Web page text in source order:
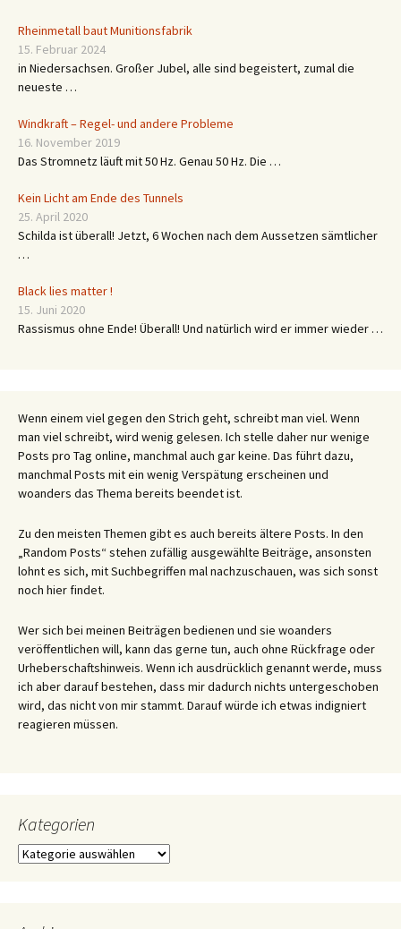
Rheinmetall baut Munitionsfabrik
15. Februar 2024
in Niedersachsen. Großer Jubel, alle sind begeistert, zumal die
neueste …
Windkraft – Regel- und andere Probleme
16. November 2019
Das Stromnetz läuft mit 50 Hz. Genau 50 Hz. Die …
Kein Licht am Ende des Tunnels
25. April 2020
Schilda ist überall! Jetzt, 6 Wochen nach dem Aussetzen sämtlicher
…
Black lies matter !
15. Juni 2020
Rassismus ohne Ende! Überall! Und natürlich wird er immer wieder …
Wenn einem viel gegen den Strich geht, schreibt man viel. Wenn
man viel schreibt, wird wenig gelesen. Ich stelle daher nur wenige
Posts pro Tag online, manchmal auch gar keine. Das führt dazu,
manchmal Posts mit ein wenig Verspätung erscheinen und
woanders das Thema bereits beendet ist.
Zu den meisten Themen gibt es auch bereits ältere Posts. In den
„Random Posts“ stehen zufällig ausgewählte Beiträge, ansonsten
lohnt es sich, mit Suchbegriffen mal nachzuschauen, was sich sonst
noch hier findet.
Wer sich bei meinen Beiträgen bedienen und sie woanders
veröffentlichen will, kann das gerne tun, auch ohne Rückfrage oder
Urheberschaftshinweis. Wenn ich ausdrücklich genannt werde, muss
ich aber darauf bestehen, dass mir dadurch nichts untergeschoben
wird, das nicht von mir stammt. Darauf würde ich etwas indigniert
reagieren müssen.
Kategorien
Kategorien